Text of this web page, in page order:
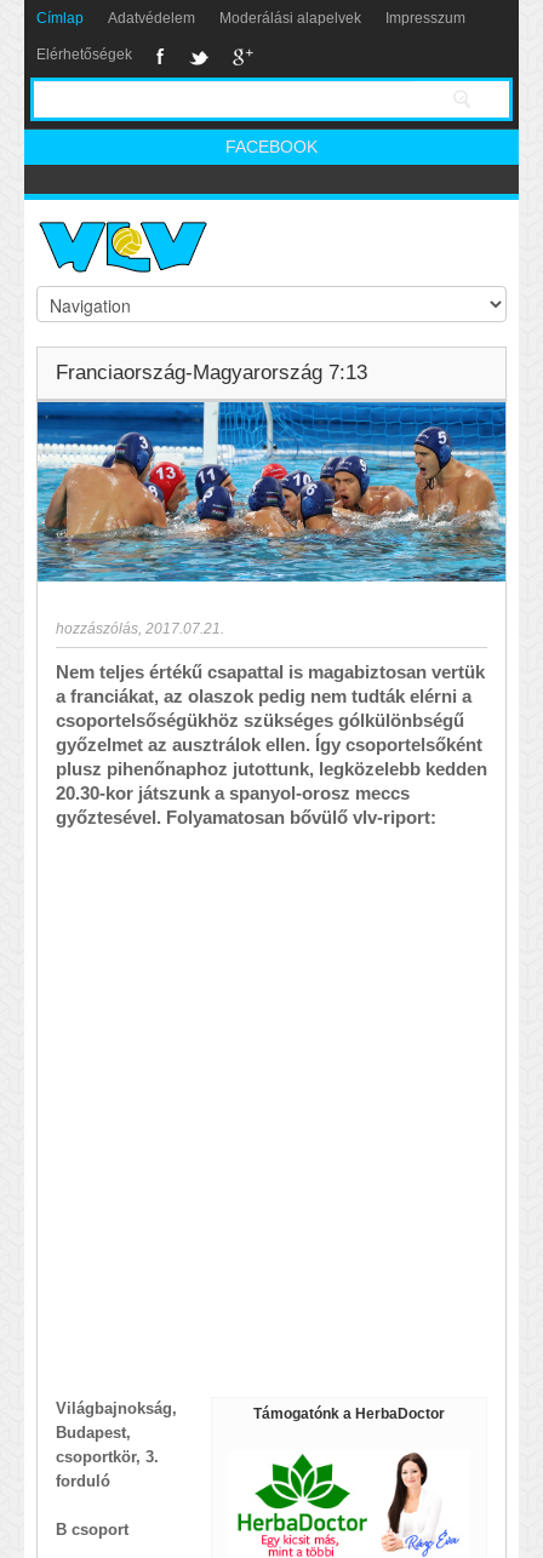
Címlap Adatvédelem Moderálási alapelvek Impresszum
Elérhetőségek
FACEBOOK
Franciaország-Magyarország 7:13
hozzászólás 2017.07.21.
Nem teljes értékű csapattal is magabiztosan vertük
a franciákat, az olaszok pedig nem tudták elérni a
csoportelsőségükhöz szükséges gólkülönbségű
győzelmet az ausztrálok ellen. Így csoportelsőként
plusz pihenőnaphoz jutottunk, legközelebb kedden
20.30-kor játszunk a spanyol-orosz meccs
győztesével. Folyamatosan bővülő vlv-riport:
Támogatónk a HerbaDoctor
Világbajnokság,
Budapest,
csoportkör, 3.
forduló
B csoport